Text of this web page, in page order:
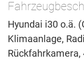
Hyundai i30 o.ä.
Klimaanlage,
Rückfahrkamera,